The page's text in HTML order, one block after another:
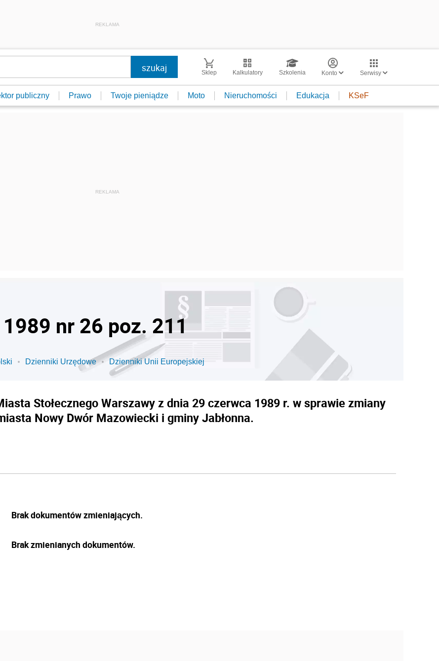
REKLAMA
Sklep Kalkulatory Szkolenia Konto Serwisy
publiczny Prawo Twoje pieniądze Moto Nieruchomości Edukacja KSeF
nr 26 poz. 211
Dzienniki Urzędowe Dzienniki Unii Europejskiej
Stołecznego Warszawy z dnia 29 czerwca 1989 r. w sprawie zmiany
Nowy Dwór Mazowiecki i gminy Jabłonna.
Brak dokumentów zmieniających.
Brak zmienianych dokumentów.